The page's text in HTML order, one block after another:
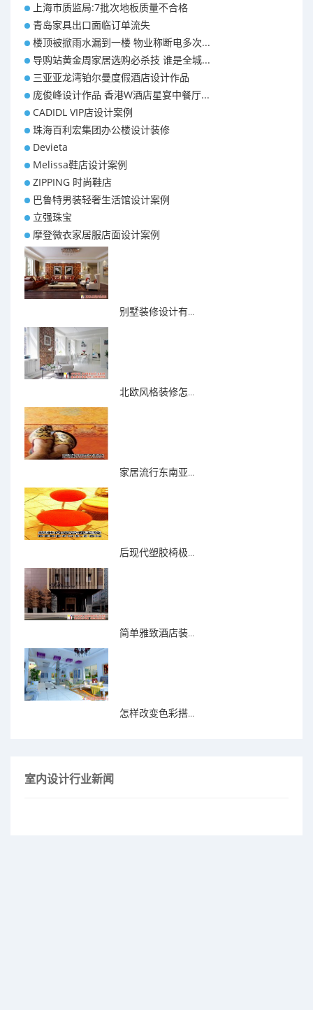
上海市质监局:7批次地板质量不合格
青岛家具出口面临订单流失
楼顶被掀雨水漏到一楼 物业称断电多次...
导购站黄金周家居选购必杀技 谁是全城...
三亚亚龙湾铂尔曼度假酒店设计作品
庞俊峰设计作品 香港W酒店星宴中餐厅...
CADIDL VIP店设计案例
珠海百利宏集团办公楼设计装修
Devieta
Melissa鞋店设计案例
ZIPPING 时尚鞋店
巴鲁特男装轻奢生活馆设计案例
立强珠宝
摩登微衣家居服店面设计案例
别墅装修设计有...
北欧风格装修怎...
家居流行东南亚...
后现代塑胶椅极...
简单雅致酒店装...
怎样改变色彩搭...
室内设计行业新闻